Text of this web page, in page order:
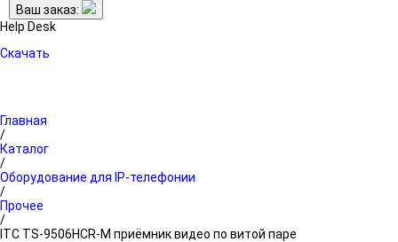
Ваш заказ:
Help Desk
Скачать
Главная
/
Каталог
/
Оборудование для IP-телефонии
/
Прочее
/
ITC TS-9506HCR-M приёмник видео по витой паре